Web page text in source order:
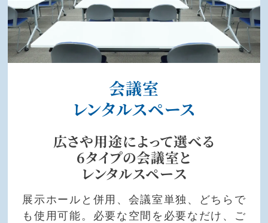
会議室
レンタルスペース
広さや用途によって選べる
6タイプの会議室と
レンタルスペース
展示ホールと併用、会議室単独、どちらで
も使用可能。必要な空間を必要なだけ、ご